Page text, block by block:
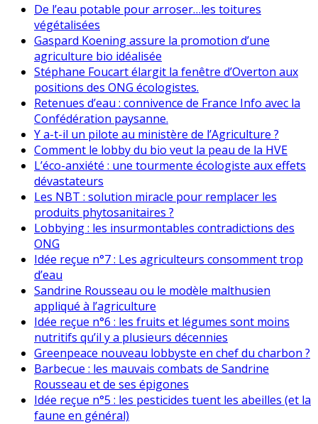
De l’eau potable pour arroser…les toitures
végétalisées
Gaspard Koening assure la promotion d’une
agriculture bio idéalisée
Stéphane Foucart élargit la fenêtre d’Overton aux
positions des ONG écologistes.
Retenues d’eau : connivence de France Info avec la
Confédération paysanne.
Y a-t-il un pilote au ministère de l’Agriculture ?
Comment le lobby du bio veut la peau de la HVE
L’éco-anxiété : une tourmente écologiste aux effets
dévastateurs
Les NBT : solution miracle pour remplacer les
produits phytosanitaires ?
Lobbying : les insurmontables contradictions des
ONG
Idée reçue n°7 : Les agriculteurs consomment trop
d’eau
Sandrine Rousseau ou le modèle malthusien
appliqué à l’agriculture
Idée reçue n°6 : les fruits et légumes sont moins
nutritifs qu’il y a plusieurs décennies
Greenpeace nouveau lobbyste en chef du charbon ?
Barbecue : les mauvais combats de Sandrine
Rousseau et de ses épigones
Idée reçue n°5 : les pesticides tuent les abeilles (et la
faune en général)